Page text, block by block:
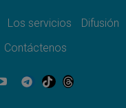
de Calapán
Los servicios
Difusión
Contáctenos